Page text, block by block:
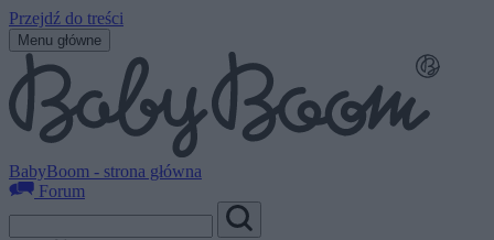
Przejdź do treści
Menu główne
BabyBoom - strona główna
Forum